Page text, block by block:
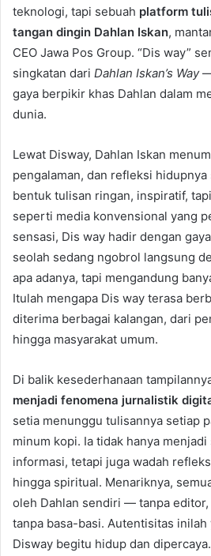
teknologi, tapi sebuah platform
tangan dingin Dahlan Iskan,
CEO Jawa Pos Group. “Dis way”
singkatan dari Dahlan Iskan’s Way—
gaya berpikir khas Dahlan dalam
dunia.
Lewat Disway, Dahlan Iskan
pengalaman, dan refleksi hidupnya
bentuk tulisan ringan, inspiratif,
seperti media konvensional yang
sensasi, Dis way hadir dengan
seolah sedang ngobrol langsung
apa adanya, tapi mengandung
Itulah mengapa Dis way terasa
diterima berbagai kalangan, dari
hingga masyarakat umum.
Di balik kesederhanaan
menjadi fenomena jurnalistik
setia menunggu tulisannya setiap
minum kopi. Ia tidak hanya
informasi, tetapi juga wadah
hingga spiritual. Menariknya,
oleh Dahlan sendiri — tanpa editor,
tanpa basa-basi. Autentisitas inilah
Disway begitu hidup dan dipercaya.